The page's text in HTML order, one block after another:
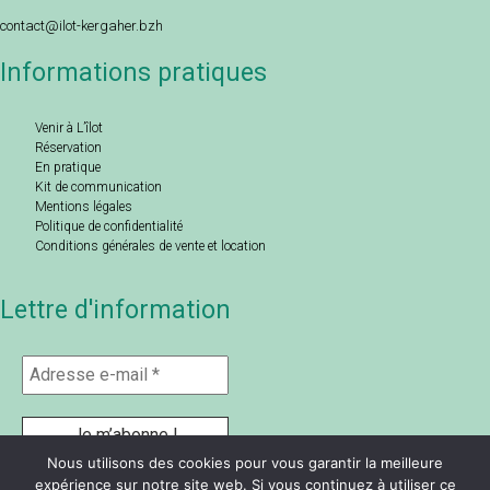
contact@ilot-kergaher.bzh
Informations pratiques
Venir à L’îlot
Réservation
En pratique
Kit de communication
Mentions légales
Politique de confidentialité
Conditions générales de vente et location
Lettre d'information
Nous utilisons des cookies pour vous garantir la meilleure
expérience sur notre site web. Si vous continuez à utiliser ce